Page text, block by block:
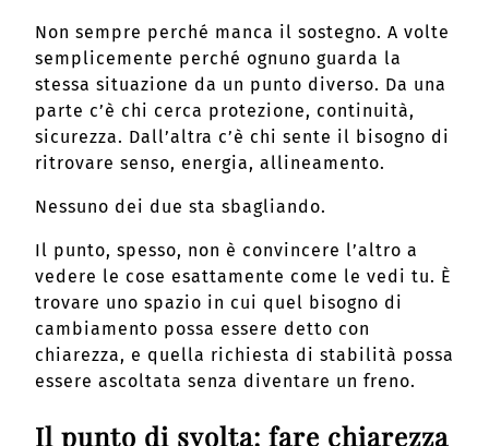
Non sempre perché manca il sostegno. A volte
semplicemente perché ognuno guarda la
stessa situazione da un punto diverso. Da una
parte c’è chi cerca protezione, continuità,
sicurezza. Dall’altra c’è chi sente il bisogno di
ritrovare senso, energia, allineamento.
Nessuno dei due sta sbagliando.
Il punto, spesso, non è convincere l’altro a
vedere le cose esattamente come le vedi tu. È
trovare uno spazio in cui quel bisogno di
cambiamento possa essere detto con
chiarezza, e quella richiesta di stabilità possa
essere ascoltata senza diventare un freno.
Il punto di svolta: fare chiarezza